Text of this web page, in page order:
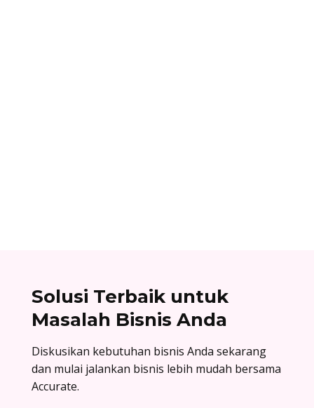
Solusi Terbaik untuk
Masalah Bisnis Anda
Diskusikan kebutuhan bisnis Anda sekarang
dan mulai jalankan bisnis lebih mudah bersama
Accurate.